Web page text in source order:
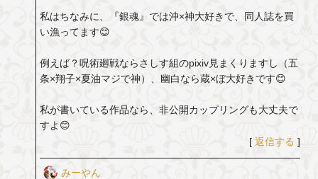
私はちなみに、『銀魂』では沖×神大好きで、同人誌を買
い漁ってます😊
例えば？呪術廻戦ならさしす組のpixiv見まくりますし（五
条×翔子×夏油マジで神）、幽白なら蔵×ぼ大好きです😊
私が書いている作品なら、非公開カップリングも大丈夫で
すよ😊
[ 返信する ]
みーやん